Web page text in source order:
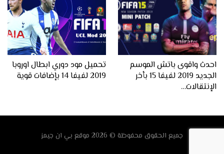
احدث واقوى باتش الموسم
الجديد 2019 لفيفا 15 بأخر
الإنتقالات…
تحميل مود دوري ابطال اوروبا
2019 لفيفا 14 بإضافات قوية
جميع الحقوق محفوظة © 2026 موقع بي ان جيمز